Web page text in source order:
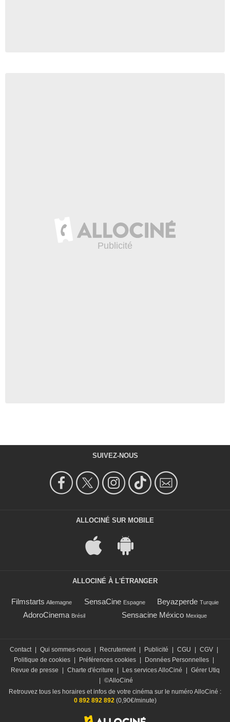
SUIVEZ-NOUS
ALLOCINÉ SUR MOBILE
ALLOCINÉ À L'ÉTRANGER
Filmstarts Allemagne SensaCine Espagne Beyazperde Turquie
AdoroCinema Brésil Sensacine México Mexique
Contact Qui sommes-nous Recrutement Publicité CGU CGV
Politique de cookies
Préférences cookies Données Personnelles
Revue de presse
Charte d'écriture Les services AlloCiné
Gérer Utiq
©AlloCiné
Retrouvez tous les horaires et infos de votre cinéma sur le numéro AlloCiné :
0 892 892 892(0,90€/minute)